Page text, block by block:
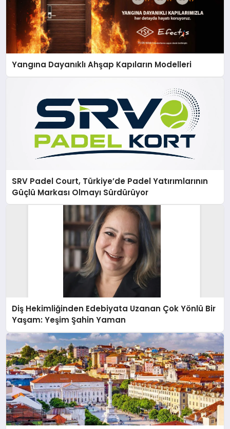
Yangına Dayanıklı Ahşap Kapıların Modelleri
SRV Padel Court, Türkiye’de Padel Yatırımlarının
Güçlü Markası Olmayı Sürdürüyor
Diş Hekimliğinden Edebiyata Uzanan Çok Yönlü Bir
Yaşam: Yeşim Şahin Yaman